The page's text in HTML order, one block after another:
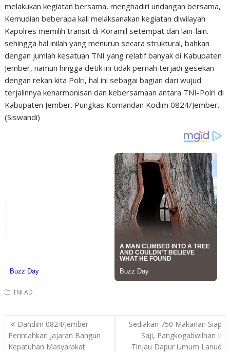
melakukan kegiatan bersama, menghadiri undangan bersama,
Kemudian beberapa kali melaksanakan kegiatan diwilayah
Kapolres memilih transit di Koramil setempat dan lain-lain.
sehingga hal inilah yang menurun secara struktural, bahkan
dengan jumlah kesatuan TNI yang relatif banyak di Kabupaten
Jember, namun hingga detik ini tidak pernah terjadi gesekan
dengan rekan kita Polri, hal ini sebagai bagian dari wujud
terjalinnya keharmonisan dan kebersamaan antara TNI-Polri di
Kabupaten Jember. Pungkas Komandan Kodim 0824/Jember.
(Siswandi)
TNI AD
Post
navigation
Dandim 0824/Jember
Perintahkan Jajaran Bangun
Kepatuhan Masyarakat
Sediakan 750 Makanan Siap
Saji, Pangkogabwilhan II
Tinjau Dapur Umum Lanud